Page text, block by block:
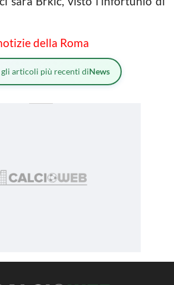
della Roma
gli articoli più recenti diNews